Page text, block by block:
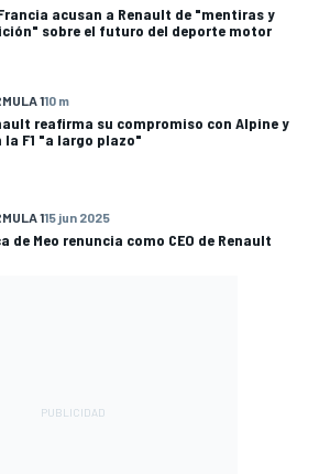
acusan a Renault de "mentiras y
sobre el futuro del deporte motor
110 m
reafirma su compromiso con Alpine y
la F1 "a largo plazo"
115 jun 2025
de Meo renuncia como CEO de Renault